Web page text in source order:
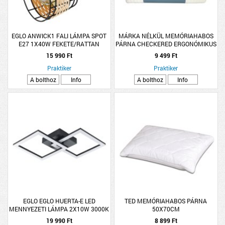
EGLO ANWICK1 FALI LÁMPA SPOT
E27 1X40W FEKETE/RATTAN
15 990 Ft
Praktiker
A bolthoz
Info
MÁRKA NÉLKÜL MEMÓRIAHABOS
PÁRNA CHECKERED ERGONÓMIKUS
50X30X10CM
9 499 Ft
Praktiker
A bolthoz
Info
EGLO EGLO HUERTA-E LED
MENNYEZETI LÁMPA 2X10W 3000K
IP20 FEKETE
19 990 Ft
TED MEMÓRIAHABOS PÁRNA
50X70CM
8 899 Ft